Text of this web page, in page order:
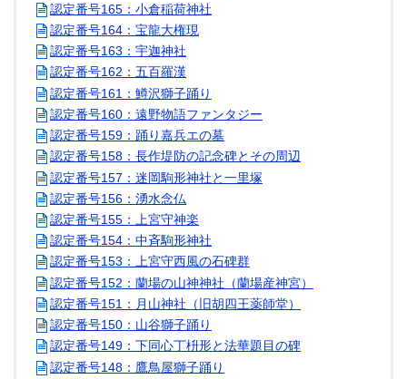
認定番号165：小倉稲荷神社
認定番号164：宝龍大権現
認定番号163：宇迦神社
認定番号162：五百羅漢
認定番号161：鱒沢獅子踊り
認定番号160：遠野物語ファンタジー
認定番号159：踊り嘉兵エの墓
認定番号158：長作堤防の記念碑とその周辺
認定番号157：迷岡駒形神社と一里塚
認定番号156：湧水念仏
認定番号155：上宮守神楽
認定番号154：中斉駒形神社
認定番号153：上宮守西風の石碑群
認定番号152：蘭場の山神神社（蘭場産神宮）
認定番号151：月山神社（旧胡四王薬師堂）
認定番号150：山谷獅子踊り
認定番号149：下同心丁枡形と法華題目の碑
認定番号148：鷹鳥屋獅子踊り